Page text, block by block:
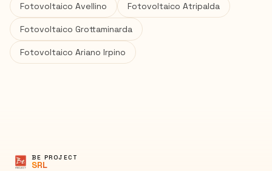
Fotovoltaico Avellino Fotovoltaico Atripalda
Fotovoltaico Grottaminarda
Fotovoltaico Ariano Irpino
BE PROJECT
SRL